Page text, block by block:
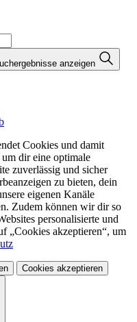
anzeigen
Cookies und damit
dir eine optimale
zuverlässig und sicher
zu bieten, dein
eigenen Kanäle
Zudem können wir dir so
personalisierte und
„Cookies akzeptieren“, um
Cookies akzeptieren